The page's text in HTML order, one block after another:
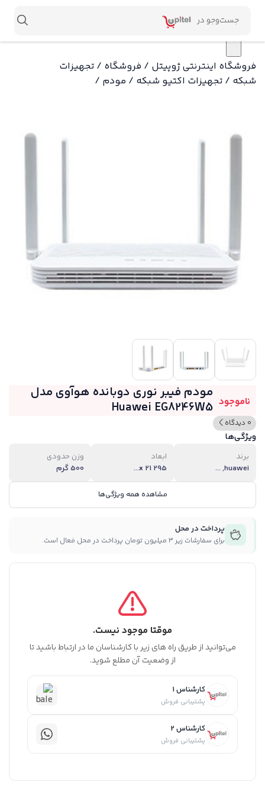
فروشگاه اینترنتی ژوپیتل / فروشگاه / تجهیزات
شبکه / تجهیزات اکتیو شبکه / مودم /
ناموجود
مودم فیبر نوری دوبانده هوآوی مدل
Huawei EG8246W5
0 دیدگاه
ویژگی‌ها
برند
huawei, ...
ابعاد
295 x 21...
وزن حدودی
500 گرم
مشاهده همه ویژگی‌ها
پرداخت در محل
برای سفارشات زیر ۳ میلیون تومان پرداخت در محل فعال است.
موقتا موجود نیست.
می‌توانید از طریق راه های زیر با کارشناسان ما در ارتباط باشید تا
از وضعیت آن مطلع شوید.
کارشناس 1
پشتیبانی فروش
کارشناس 2
پشتیبانی فروش
×